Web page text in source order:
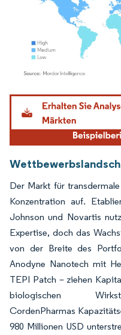
Bild © Mordor Intelligence.
Der Markt für
Konzentration auf.
Johnson und Novartis
Expertise, doch das
von der Breite des
Anodyne Nanotech mit
TEPI Patch – ziehen
biologischen
CordenPharmas
980 Millionen USD